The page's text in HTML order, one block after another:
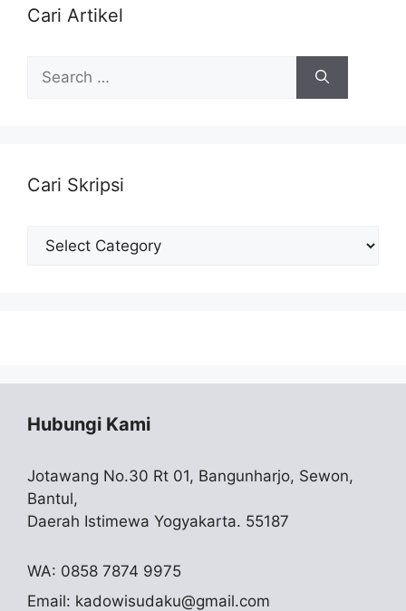
Cari Artikel
for:
Cari Skripsi
Cari
Skripsi
Hubungi Kami
Jotawang No.30 Rt 01, Bangunharjo, Sewon,
Bantul,
Daerah Istimewa Yogyakarta. 55187
WA: 0858 7874 9975
Email: kadowisudaku@gmail.com